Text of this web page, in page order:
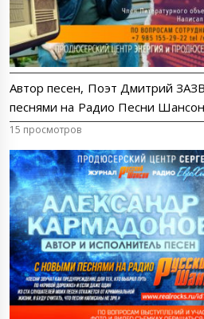
Автор песен, Поэт Дмитрий
песнями на Радио Песни
15 просмотров